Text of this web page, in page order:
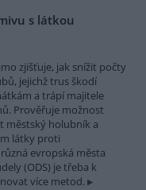
s látkou
zjišťuje, jak snížit počty
jejichž trus škodí
a trápí majitele
Prověřuje možnost
městský holubník a
látky proti
evropská města
(ODS) je třeba k
více metod.